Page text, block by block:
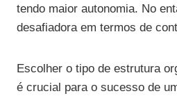
tendo maior autonomia. No
desafiadora em termos de
Escolher o tipo de estrutura
é crucial para o sucesso de